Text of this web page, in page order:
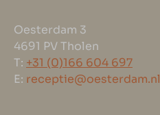
Oesterdam 3
4691 PV Tholen
T: +31 (0)166 604 697
E: receptie@oesterdam.nl